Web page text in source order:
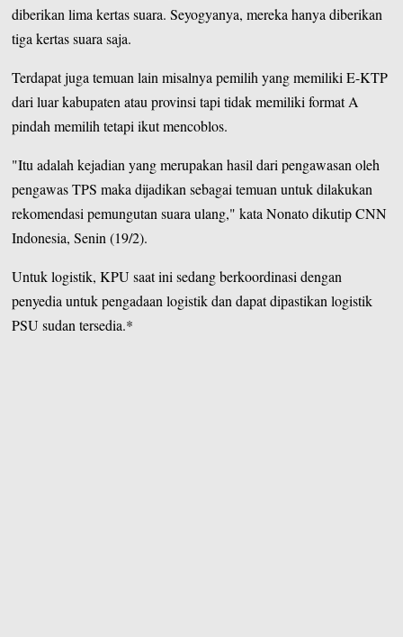
diberikan lima kertas suara. Seyogyanya, mereka hanya diberikan
tiga kertas suara saja.
Terdapat juga temuan lain misalnya pemilih yang memiliki E-KTP
dari luar kabupaten atau provinsi tapi tidak memiliki format A
pindah memilih tetapi ikut mencoblos.
"Itu adalah kejadian yang merupakan hasil dari pengawasan oleh
pengawas TPS maka dijadikan sebagai temuan untuk dilakukan
rekomendasi pemungutan suara ulang," kata Nonato dikutip CNN
Indonesia, Senin (19/2).
Untuk logistik, KPU saat ini sedang berkoordinasi dengan
penyedia untuk pengadaan logistik dan dapat dipastikan logistik
PSU sudan tersedia.*